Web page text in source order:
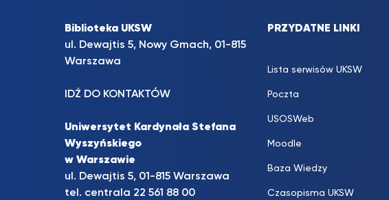
Biblioteka UKSW
ul. Dewajtis 5, Nowy Gmach, 01-815
Warszawa
IDŹ DO KONTAKTÓW
Uniwersytet Kardynała Stefana
Wyszyńskiego
w Warszawie
ul. Dewajtis 5, 01-815 Warszawa
tel. centrala 22 561 88 00
PRZYDATNE LINKI
Lista serwisów UKSW
Poczta
USOSWeb
Moodle
Baza Wiedzy
Czasopisma UKSW